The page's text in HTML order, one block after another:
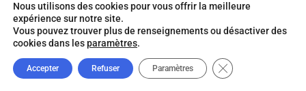
©2022 – Mentions légales
confidentilité
| Site réalisé par Value IT
Nous utilisons des cookies pour vous offrir la meilleure
expérience sur notre site.
Vous pouvez trouver plus de renseignements ou désactiver des
cookies dans lesparamètres.
Accepter Refuser Paramètres Close GDPR